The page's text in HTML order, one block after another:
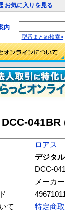
お気に入りを見る
内
型番まとめ検索»
041BR
ロアス
デジタ
DCC-
メーカ
て
特定商